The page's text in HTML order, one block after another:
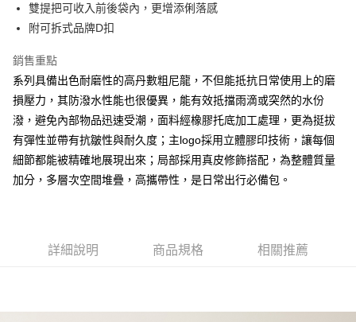
【大哥付你分期使用說明】
1.本服務由台灣大哥大提供，台灣大哥大用戶可立即使用無須另外申請。
流程，驗證手機門號後，選擇欲分期的期數、繳款截止日，確認付款後即完
成交易。
3.實際核准額度、可分期數及費用金額請依後續交易確認頁面所載為準。
4.訂單成立30分鐘內，如未前往確認交易或遇審核未通過，訂單將自動取
法說明評估內容。
【繳款方式說明】
1.分期款項不併入電信帳單，「大哥付你分期」於每月結算日後寄送繳費提
醒簡訊。
2.透過簡訊連結打開帳單後，可選擇「超商條碼／台灣大直營門市／銀行轉
用戶於交易時，得透過本服務購買商品或服務，並由商店將買賣／分期付款
由本公司與您本人進行分期帳單所需資料之確認、核對及更正。
AFTEE先享後付
【關於「AFTEE先享後付」】
AFTEE先享後付是「在收到商品之後才付款」的支付方式。 讓您購物簡單
便利好安心！
１．簡單：不需註冊會員、不需綁卡、不需儲值。
２．便利：只要手機號碼，簡訊認證，即可結帳。
【「AFTEE先享後付」結帳流程】
１．於結帳方式選擇「AFTEE先享後付」後，將跳轉至「AFTEE先享後付」
結帳頁面，進行簡訊認證並確認金額後，即可完成結帳。
※ 請注意：結帳手續完成當下不需立刻繳費，但若您需要取消訂單，請聯絡
全家取貨付款
每筆NT$60，滿NT$1,500(含以上)免運費
付款後全家取貨
每筆NT$120
每筆NT$122
雙提把可收入前後袋內，更增添俐落感
附可拆式品牌D扣
銷售重點
系列具備出色耐磨性的高丹數粗尼龍，不但能抵抗日常使用上的磨
損壓力，其防潑水性能也很優異，能有效抵擋雨滴或突然的水份
潑，避免內部物品迅速受潮，面料經橡膠托底加工處理，更為挺拔
有彈性並帶有抗皺性與耐久度；主logo採用立體膠印技術，讓每個
細節都能被精確地展現出來；局部採用真皮修飾搭配，為整體質量
加分，多層次空間堆疊，高攜帶性，是日常出行必備包。
詳細說明 商品規格 相關推薦